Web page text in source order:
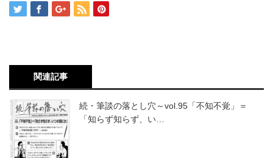
関連記事
続・筆談の落とし穴～vol.95「不知不覚」＝
「知らず知らず、い…